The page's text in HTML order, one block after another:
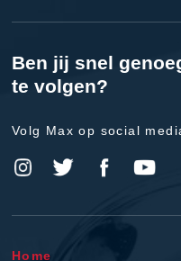
Ben jij snel
te volgen?
Volg Max op social
Home